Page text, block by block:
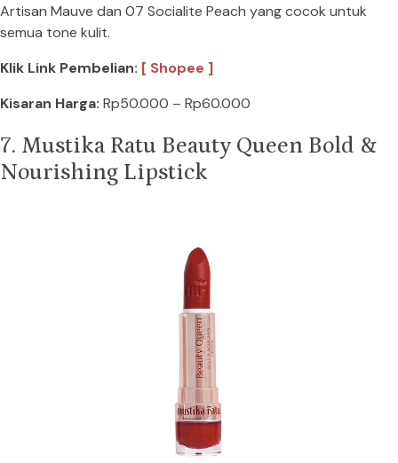
Artisan Mauve dan 07 Socialite Peach yang cocok untuk
semua tone kulit.
Klik Link Pembelian: [ Shopee ]
Kisaran Harga: Rp50.000 – Rp60.000
7. Mustika Ratu Beauty Queen Bold &
Nourishing Lipstick